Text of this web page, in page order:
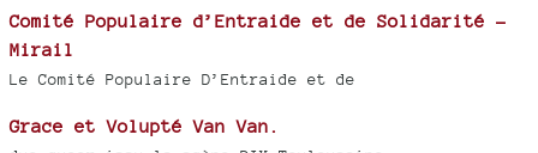
Comité Populaire d’Entraide et de Solidarité -
Mirail
Le Comité Populaire D’Entraide et de
Grace et Volupté Van Van.